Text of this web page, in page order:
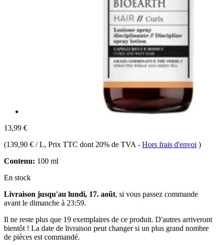
13,99 €
(139,90 € / L, Prix TTC dont 20% de TVA - Hors frais d'envoi )
Contenu: 100 ml
En stock
Livraison jusqu'au lundi, 17. août, si vous passez commande
avant le dimanche à 23:59.
Il ne reste plus que 19 exemplaires de ce produit. D'autres arriveront
bientôt ! La date de livraison peut changer si un plus grand nombre
de pièces est commandé.